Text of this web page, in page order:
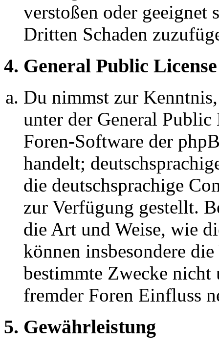
verstoßen oder geeignet
Dritten Schaden
4. General Public License
Du nimmst zur
unter der General
Foren-Software der
handelt;
die deutschsprachige
zur Verfügung gestellt.
die Art und Weise, wie
können insbesondere
bestimmte Zwecke nicht
fremder Foren Einfluss
5. Gewährleistung